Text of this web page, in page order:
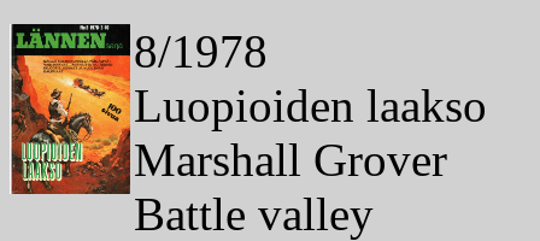
8/1978
Luopioiden laakso
Marshall Grover
Battle valley